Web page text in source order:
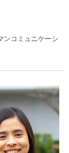
ンコミュニケーシ